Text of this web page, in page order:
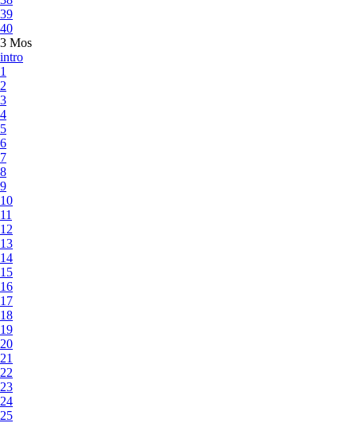
39
40
3 Mos
intro
1
2
3
4
5
6
7
8
9
10
11
12
13
14
15
16
17
18
19
20
21
22
23
24
25